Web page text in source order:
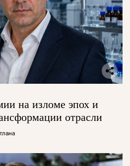
на изломе эпох и
отрасли